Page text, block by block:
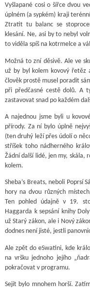
Vyšlapané cosi o šířce dvou
úplném (a sypkém) kraji
Ztratit tu balanc se
klesání. Ne, asi by to nebyl
to viděla spíš na kotrmelce a
Možná to zní děsivě. Ale ve
už by byl kolem kovový řetěz
člověk prostě musel poradit
při předčasné cestě dolů. A
zastavovat snad po každém
A najednou jsme byli u
přírody. Za ní bylo úplně
(ten druhý leží přes údolí o
stříšek toho nádherného
Žádní další lidé, jen my, skála,
kolem.
Sheba’s Breats, neboli Poprsí
hory na dvou různých
Ten pohled údajně v 19.
Haggarda k sepsání knihy
už Starý zákon, ale i Nový
dodnes není jisté, jestli
Ale zpět do eSwatini, kde
na vršku jednoho jejího
pokračovat v programu.
Sejít bylo mnohem horší.